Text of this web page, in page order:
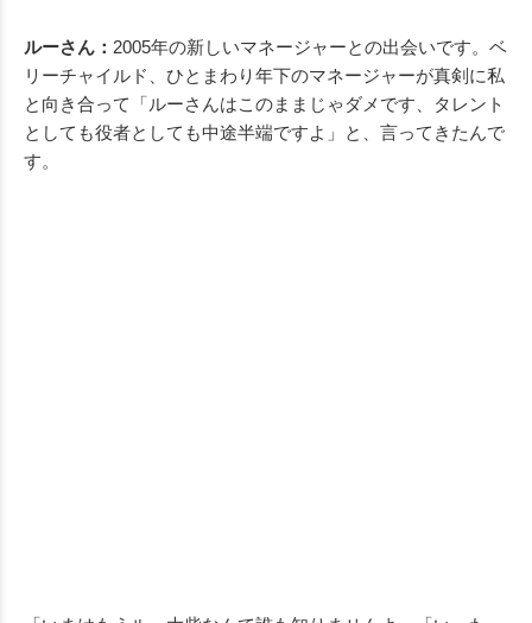
ルーさん： 2005年の新しいマネージャーとの出会いです。ベ
リーチャイルド、ひとまわり年下のマネージャーが真剣に私
と向き合って「ルーさんはこのままじゃダメです、タレント
としても役者としても中途半端ですよ」と、言ってきたんで
す。